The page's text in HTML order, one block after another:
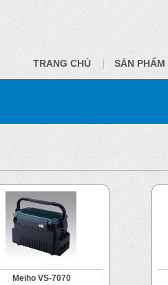
TRANG CHỦ SẢN PHẨM
Meiho VS-7070